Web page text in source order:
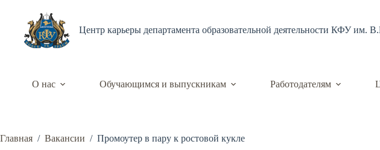
Центр карьеры департамента образовательной деятельности КФУ им.
О нас Обучающимся и выпускникам Работодателям
Главная / Вакансии / Промоутер в пару к ростовой кукле